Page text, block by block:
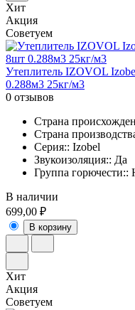
Хит
Акция
Советуем
Утеплитель IZOVOL
0.288м3 25кг/м3
0 отзывов
Страна
Страна
Серия:: Izobel
Звукоизоляция:: Да
Группа горючести::
В наличии
699,00 ₽
В корзину
Хит
Акция
Советуем